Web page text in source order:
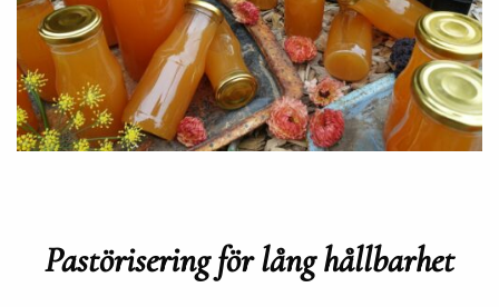
Pastörisering för lång hållbarhet